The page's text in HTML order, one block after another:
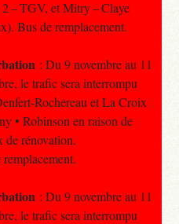
– TGV, et Mitry – Claye
Bus de remplacement.
: Du 9 novembre au 11
le trafic sera interrompu
Rochereau et La Croix
• Robinson en raison de
de rénovation.
: Du 9 novembre au 11
le trafic sera interrompu